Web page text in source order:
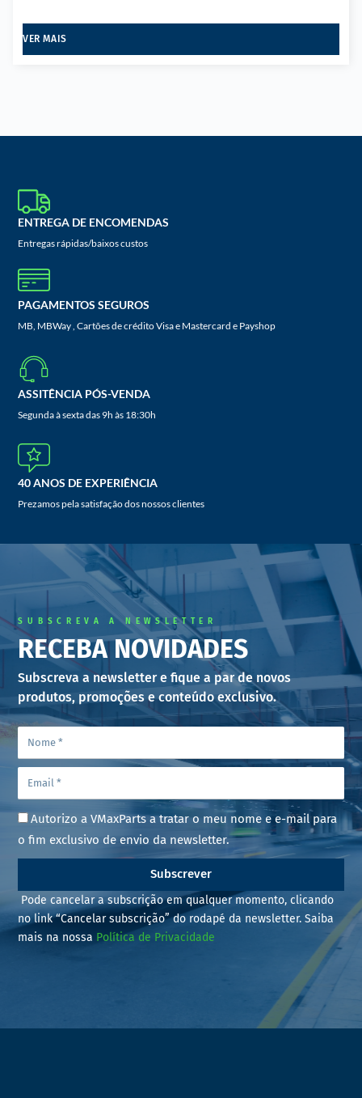
VER MAIS
ENTREGA DE ENCOMENDAS
Entregas rápidas/baixos custos
PAGAMENTOS SEGUROS
MB, MBWay , Cartões de crédito Visa e Mastercard e Payshop
ASSITÊNCIA PÓS-VENDA
Segunda à sexta das 9h às 18:30h
40 ANOS DE EXPERIÊNCIA
Prezamos pela satisfação dos nossos clientes
SUBSCREVA A NEWSLETTER
RECEBA NOVIDADES
Subscreva a newsletter e fique a par de novos
produtos, promoções e conteúdo exclusivo.
Autorizo a VMaxParts a tratar o meu nome e e-mail para
o fim exclusivo de envio da newsletter.
Subscrever
Pode cancelar a subscrição em qualquer momento, clicando
no link “Cancelar subscrição” do rodapé da newsletter. Saiba
mais na nossa Política de Privacidade